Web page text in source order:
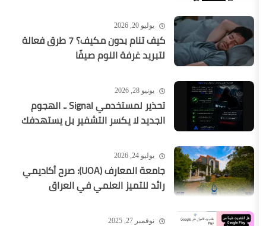
يوليو 20, 2026
كيف تنام بدون مكيف؟ 7 طرق فعالة
لتبريد غرفة النوم صيفًا
يونيو 28, 2026
تحذير لمستخدمي Signal .. الهجوم
الجديد لا يكسر التشفير بل يستهدفك
يوليو 24, 2026
جامعة المعارف (UOA): صرح أكاديمي
رائد للتميز العلمي في العراق
نوفمبر 27, 2025